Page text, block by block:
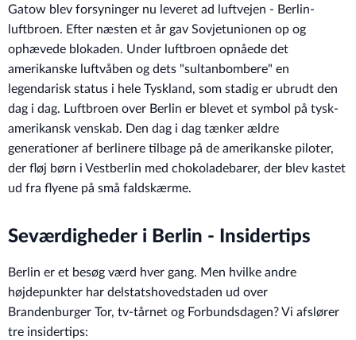
Gatow blev forsyninger nu leveret ad luftvejen - Berlin-
luftbroen. Efter næsten et år gav Sovjetunionen op og
ophævede blokaden. Under luftbroen opnåede det
amerikanske luftvåben og dets "sultanbombere" en
legendarisk status i hele Tyskland, som stadig er ubrudt den
dag i dag. Luftbroen over Berlin er blevet et symbol på tysk-
amerikansk venskab. Den dag i dag tænker ældre
generationer af berlinere tilbage på de amerikanske piloter,
der fløj børn i Vestberlin med chokoladebarer, der blev kastet
ud fra flyene på små faldskærme.
Seværdigheder i Berlin - Insidertips
Berlin er et besøg værd hver gang. Men hvilke andre
højdepunkter har delstatshovedstaden ud over
Brandenburger Tor, tv-tårnet og Forbundsdagen? Vi afslører
tre insidertips: